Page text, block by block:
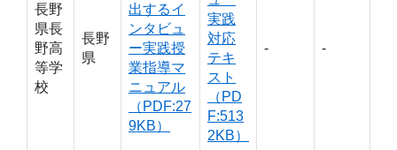
長野
県長
野高
等学
校
長野
県
出するイ
ンタビュ
ー実践授
業指導マ
ニュアル
（PDF:27
9KB）
実践
対応
テキ
スト
（PD
F:513
2KB）
‐ ‐